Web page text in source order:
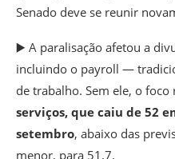
Senado deve se reunir
▶️ A paralisação afetou a
incluindo o payroll —
de trabalho. Sem ele, o foco
serviços, que caiu de 52
setembro, abaixo das
menor, para 51,7.